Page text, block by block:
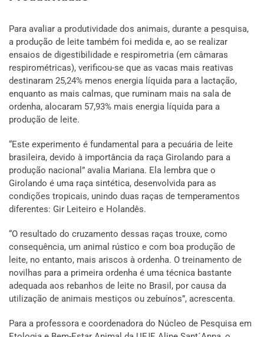
Para avaliar a produtividade dos animais, durante a pesquisa,
a produção de leite também foi medida e, ao se realizar
ensaios de digestibilidade e respirometria (em câmaras
respirométricas), verificou-se que as vacas mais reativas
destinaram 25,24% menos energia líquida para a lactação,
enquanto as mais calmas, que ruminam mais na sala de
ordenha, alocaram 57,93% mais energia líquida para a
produção de leite.
“Este experimento é fundamental para a pecuária de leite
brasileira, devido à importância da raça Girolando para a
produção nacional” avalia Mariana. Ela lembra que o
Girolando é uma raça sintética, desenvolvida para as
condições tropicais, unindo duas raças de temperamentos
diferentes: Gir Leiteiro e Holandês.
“O resultado do cruzamento dessas raças trouxe, como
consequência, um animal rústico e com boa produção de
leite, no entanto, mais ariscos à ordenha. O treinamento de
novilhas para a primeira ordenha é uma técnica bastante
adequada aos rebanhos de leite no Brasil, por causa da
utilização de animais mestiços ou zebuínos”, acrescenta.
Para a professora e coordenadora do Núcleo de Pesquisa em